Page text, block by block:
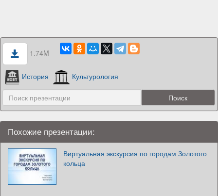
1.74M
История Культурология
Похожие презентации:
Виртуальная экскурсия по городам Золотого
кольца